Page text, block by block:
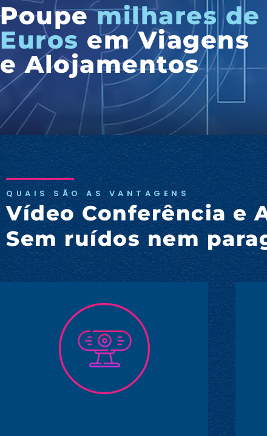
Poupemilhares de
Euros em Viagens
e Alojamentos
QUAIS SÃO AS VANTAGENS
Vídeo Conferência e
Sem ruídos nem